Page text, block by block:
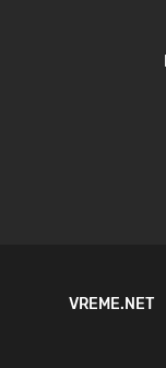
VREME.NET